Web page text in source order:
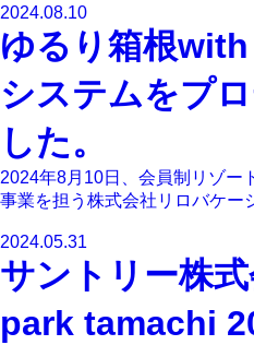
2024.08.10
ゆるり箱根
システムをプ
した。
2024年8月10日、会員制リゾー
事業を担う株式会社リロバケー
2024.05.31
サントリー株
park tamachi